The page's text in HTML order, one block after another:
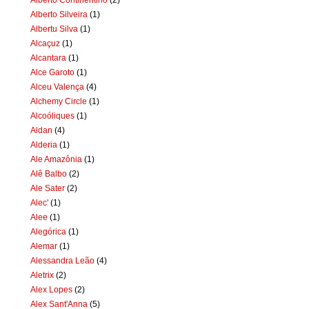
Alberto Silveira (1)
Albertu Silva (1)
Alcaçuz (1)
Alcantara (1)
Alce Garoto (1)
Alceu Valença (4)
Alchemy Circle (1)
Alcoóliques (1)
Aldan (4)
Alderia (1)
Ale Amazônia (1)
Alê Balbo (2)
Ale Sater (2)
Alec' (1)
Alee (1)
Alegórica (1)
Alemar (1)
Alessandra Leão (4)
Aletrix (2)
Alex Lopes (2)
Alex Sant'Anna (5)